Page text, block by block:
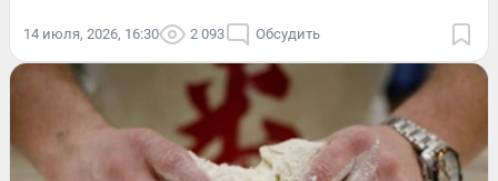
14 июля, 2026, 16:30 2 093 Обсудить